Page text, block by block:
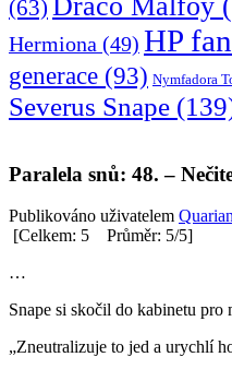
(63)
Hermiona (49) HP
generace (93) Nymfadora
Severus Snape
Paralela snů: 48. –
Publikováno uživatelem
[Celkem: 5 Průměr: 5/5]
…
Snape si skočil do kabinetu
„Zneutralizuje to jed a urychlí